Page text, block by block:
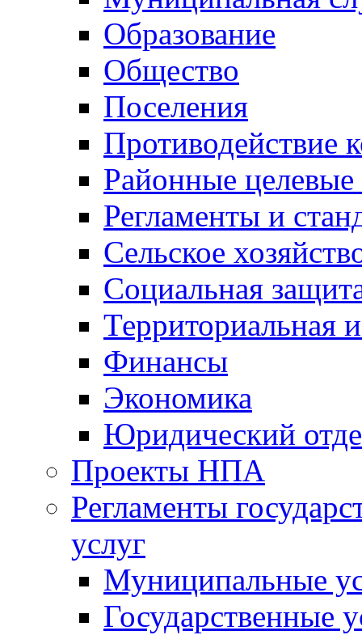
Образование
Общество
Поселения
Противодействие
Районные
Регламенты и
Сельское
Социальная
Территориальная
Финансы
Экономика
Юридический
Проекты НПА
Регламенты
услуг
Муниципальные
Государственные